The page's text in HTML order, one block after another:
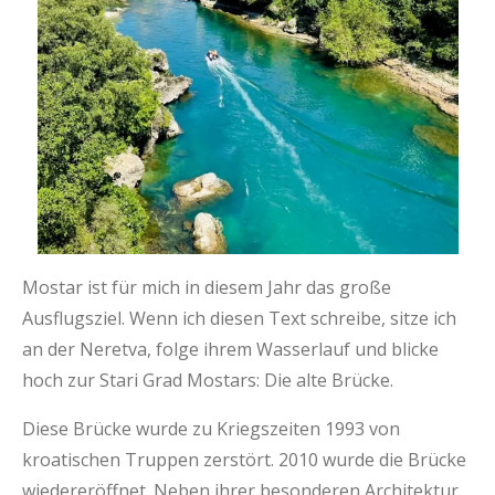
Mostar ist für mich in diesem Jahr das große
Ausflugsziel. Wenn ich diesen Text schreibe, sitze ich
an der Neretva, folge ihrem Wasserlauf und blicke
hoch zur Stari Grad Mostars: Die alte Brücke.
Diese Brücke wurde zu Kriegszeiten 1993 von
kroatischen Truppen zerstört. 2010 wurde die Brücke